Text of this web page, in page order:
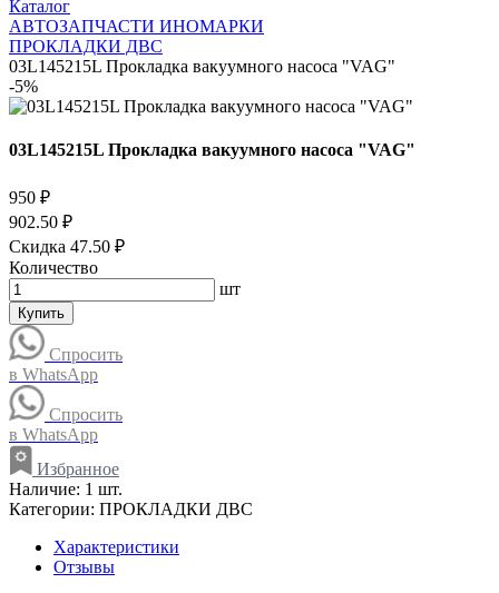
Каталог
АВТОЗАПЧАСТИ ИНОМАРКИ
ПРОКЛАДКИ ДВС
03L145215L Прокладка вакуумного насоса "VAG"
-5%
03L145215L Прокладка вакуумного насоса "VAG"
950 ₽
902.50 ₽
Скидка 47.50 ₽
Количество
шт
Купить
Спросить
в WhatsApp
Спросить
в WhatsApp
Избранное
Наличие: 1 шт.
Категории: ПРОКЛАДКИ ДВС
Характеристики
Отзывы